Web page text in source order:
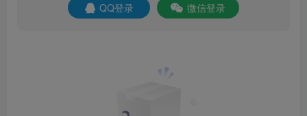
QQ登录 微信登录